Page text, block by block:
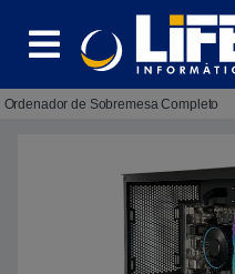
Ordenador de Sobremesa Completo